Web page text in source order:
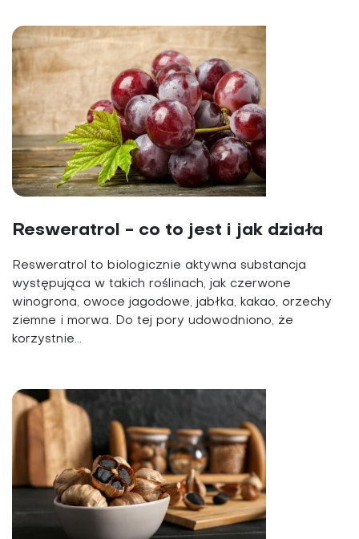
Resweratrol - co to jest i jak działa
Resweratrol to biologicznie aktywna substancja
występująca w takich roślinach, jak czerwone
winogrona, owoce jagodowe, jabłka, kakao, orzechy
ziemne i morwa. Do tej pory udowodniono, że
korzystnie...